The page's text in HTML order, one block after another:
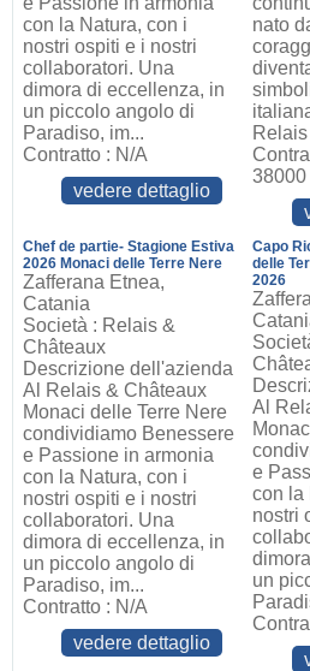
con la Natura, con i
nostri ospiti e i nostri
collaboratori. Una
dimora di eccellenza, in
un piccolo angolo di
Paradiso, im...
Contratto : N/A
vedere dettaglio
nato
Relais
38000
Chef de partie- Stagione Estiva
2026 Monaci delle Terre Nere
Zafferana Etnea,
Catania
Società : Relais &
Châteaux
Descrizione dell'azienda
Al Relais & Châteaux
Monaci delle Terre Nere
condividiamo Benessere
e Passione in armonia
con la Natura, con i
nostri ospiti e i nostri
collaboratori. Una
dimora di eccellenza, in
un piccolo angolo di
Paradiso, im...
Contratto : N/A
vedere dettaglio
Capo
delle
2026
Al
e
con la
nostri
un